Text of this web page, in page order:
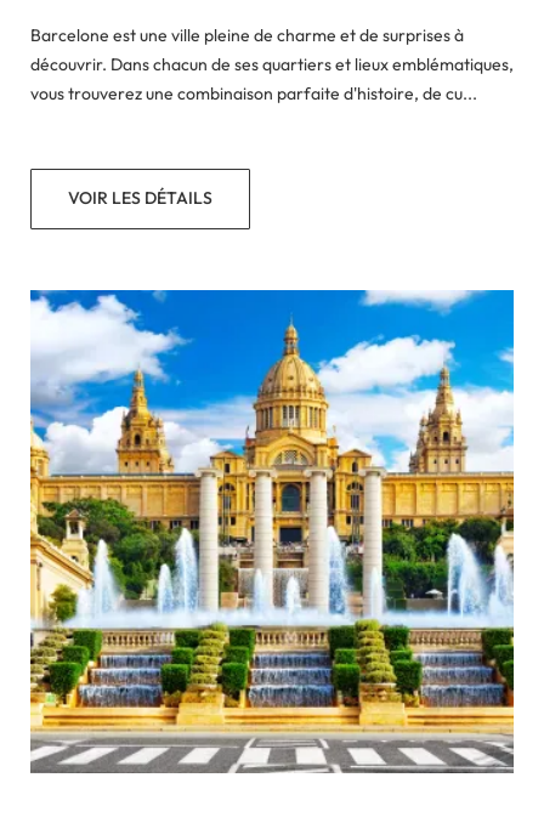
Barcelone est une ville pleine de charme et de surprises à
découvrir. Dans chacun de ses quartiers et lieux emblématiques,
vous trouverez une combinaison parfaite d'histoire, de cu...
VOIR LES DÉTAILS